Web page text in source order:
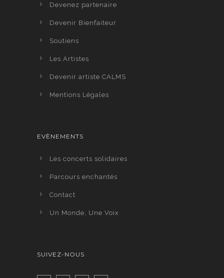
Devenez partenaire
Devenir Bienfaiteur
Soutiens
Les Artistes
Devenir artiste CALMS
Mentions Légales
EVÈNEMENTS
Les concerts solidaires
Parcours enchantés
Contact
Un Monde, Une Voix
SUIVEZ-NOUS